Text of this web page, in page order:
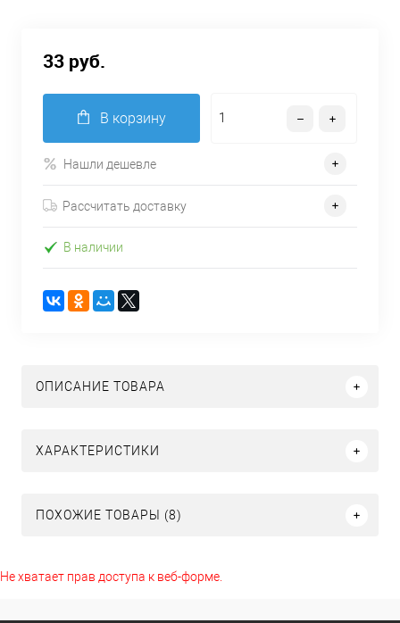
33 руб.
В корзину
Нашли дешевле
Рассчитать доставку
В наличии
ОПИСАНИЕ ТОВАРА
ХАРАКТЕРИСТИКИ
ПОХОЖИЕ ТОВАРЫ (8)
Не хватает прав доступа к веб-форме.